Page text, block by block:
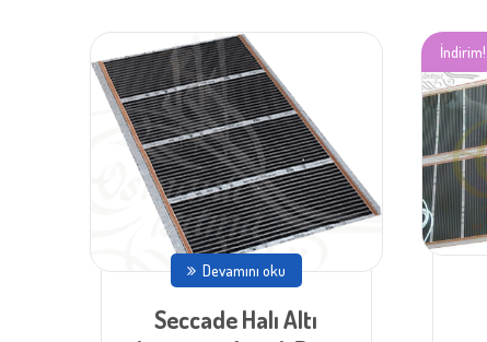
Devamını oku
Seccade Halı Altı
İndirim!